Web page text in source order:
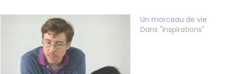
Un morceau de vie
Dans "Inspirations"